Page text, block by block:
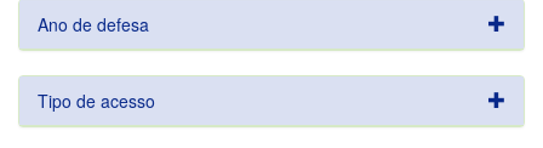
Ano de defesa
Tipo de acesso